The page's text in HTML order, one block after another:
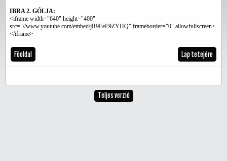
IBRA 2. GÓLJA:
<iframe width="640" height="400"
src="//www.youtube.com/embed/jR9EeE9ZYHQ" frameborder="0" allowfullscreen>
</iframe>
Főoldal Lap tetejére
Teljes verzió